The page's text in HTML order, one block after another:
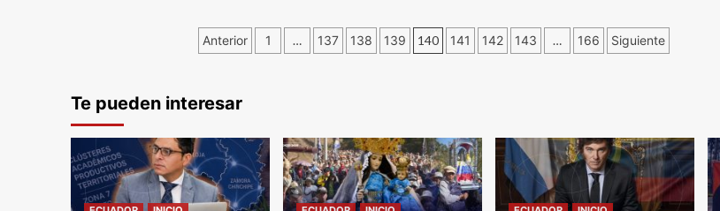
Navegación
entradas
Anterior 1 … 137 138 139 140 141 142 143 … 166 Siguiente
Te pueden interesar